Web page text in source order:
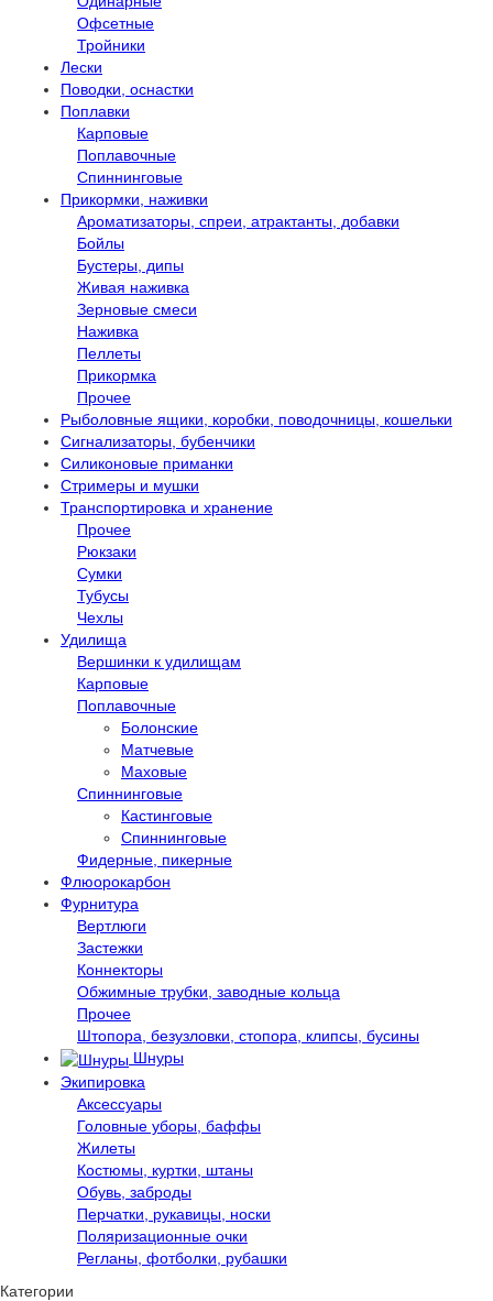
Офсетные
Тройники
Лески
Поводки, оснастки
Поплавки
Карповые
Поплавочные
Спиннинговые
Прикормки, наживки
Ароматизаторы, спреи, атрактанты, добавки
Бойлы
Бустеры, дипы
Живая наживка
Зерновые смеси
Наживка
Пеллеты
Прикормка
Прочее
Рыболовные ящики, коробки, поводочницы, кошельки
Сигнализаторы, бубенчики
Силиконовые приманки
Стримеры и мушки
Транспортировка и хранение
Прочее
Рюкзаки
Сумки
Тубусы
Чехлы
Удилища
Вершинки к удилищам
Карповые
Поплавочные
Болонские
Матчевые
Маховые
Спиннинговые
Кастинговые
Спиннинговые
Фидерные, пикерные
Флюорокарбон
Фурнитура
Вертлюги
Застежки
Коннекторы
Обжимные трубки, заводные кольца
Прочее
Штопора, безузловки, стопора, клипсы, бусины
Шнуры
Экипировка
Аксессуары
Головные уборы, баффы
Жилеты
Костюмы, куртки, штаны
Обувь, заброды
Перчатки, рукавицы, носки
Поляризационные очки
Регланы, фотболки, рубашки
Категории